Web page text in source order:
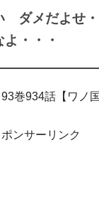
ダメだよせ
・・・
93巻934話【ワノ
ンサーリンク